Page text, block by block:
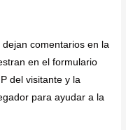
comentarios en la
en el formulario
del visitante y la
para ayudar a la